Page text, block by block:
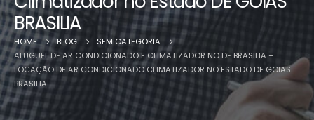
BRASILIA
HOME BLOG
SEM CATEGORIA
ALUGUEL DE AR CONDICIONADO E CLIMATIZADOR NO DF BRASILIA –
LOCAÇÃO DE AR CONDICIONADO CLIMATIZADOR NO ESTADO DE GOIAS
BRASILIA